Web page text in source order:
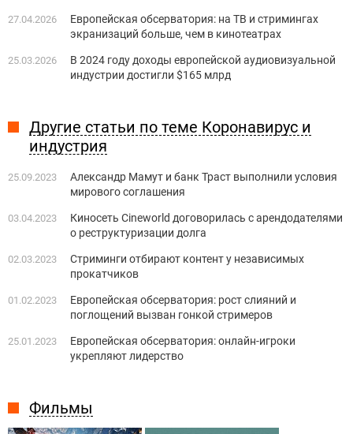
Фильмы
27.04.2026
Европейская обсерватория: на ТВ и стримингах
экранизаций больше, чем в кинотеатрах
25.03.2026
В 2024 году доходы европейской аудиовизуальной
индустрии достигли $165 млрд
Другие статьи по теме Коронавирус и
индустрия
25.09.2023
Александр Мамут и банк Траст выполнили условия
мирового соглашения
03.04.2023
Киносеть Cineworld договорилась с арендодателями
о реструктуризации долга
02.03.2023
Стриминги отбирают контент у независимых
прокатчиков
01.02.2023
Европейская обсерватория: рост слияний и
поглощений вызван гонкой стримеров
25.01.2023
Европейская обсерватория: онлайн-игроки
укрепляют лидерство